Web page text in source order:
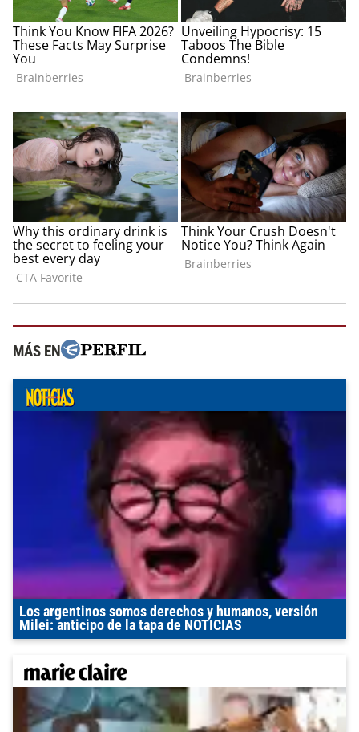
MÁS EN
Los argentinos somos derechos y humanos, versión
Milei: anticipo de la tapa de NOTICIAS